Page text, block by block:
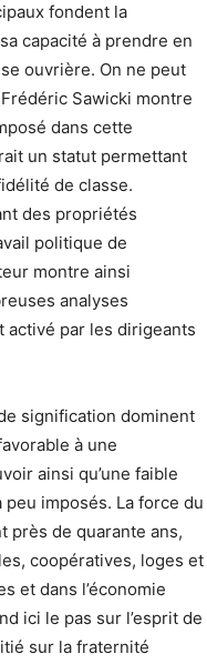
fondent la
capacité à prendre en
ouvrière. On ne peut
Sawicki montre
dans cette
un statut permettant
de classe.
des propriétés
politique de
montre ainsi
analyses
activé par les dirigeants
signification dominent
à une
ainsi qu’une faible
imposés. La force du
près de quarante ans,
coopératives, loges et
et dans l’économie
ici le pas sur l’esprit de
sur la fraternité